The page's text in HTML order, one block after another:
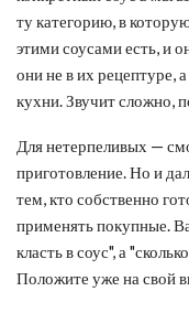
ту категорию, в
этими соусами есть, и
они не в их рецептуре,
кухни. Звучит сложно,
Для нетерпеливых —
приготовление. Но и
тем, кто собственно
применять покупные.
класть в соус", а
Положите уже на свой